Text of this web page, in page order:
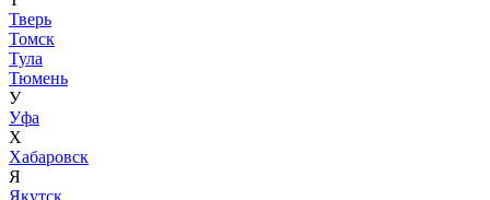
Тверь
Томск
Тула
Тюмень
У
Уфа
Х
Хабаровск
Я
Якутск